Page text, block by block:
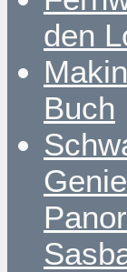
den
Buch